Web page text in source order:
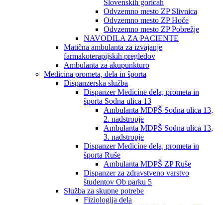
Slovenskih goricah
Odvzemno mesto ZP Slivnica
Odvzemno mesto ZP Hoče
Odvzemno mesto ZP Pobrežje
NAVODILA ZA PACIENTE
Matična ambulanta za izvajanje
farmakoterapijskih pregledov
Ambulanta za akupunkturo
Medicina prometa, dela in športa
Dispanzerska služba
Dispanzer Medicine dela, prometa in
športa Sodna ulica 13
Ambulanta MDPŠ Sodna ulica 13,
2. nadstropje
Ambulanta MDPŠ Sodna ulica 13,
3. nadstropje
Dispanzer Medicine dela, prometa in
športa Ruše
Ambulanta MDPŠ ZP Ruše
Dispanzer za zdravstveno varstvo
študentov Ob parku 5
Služba za skupne potrebe
Fiziologija dela